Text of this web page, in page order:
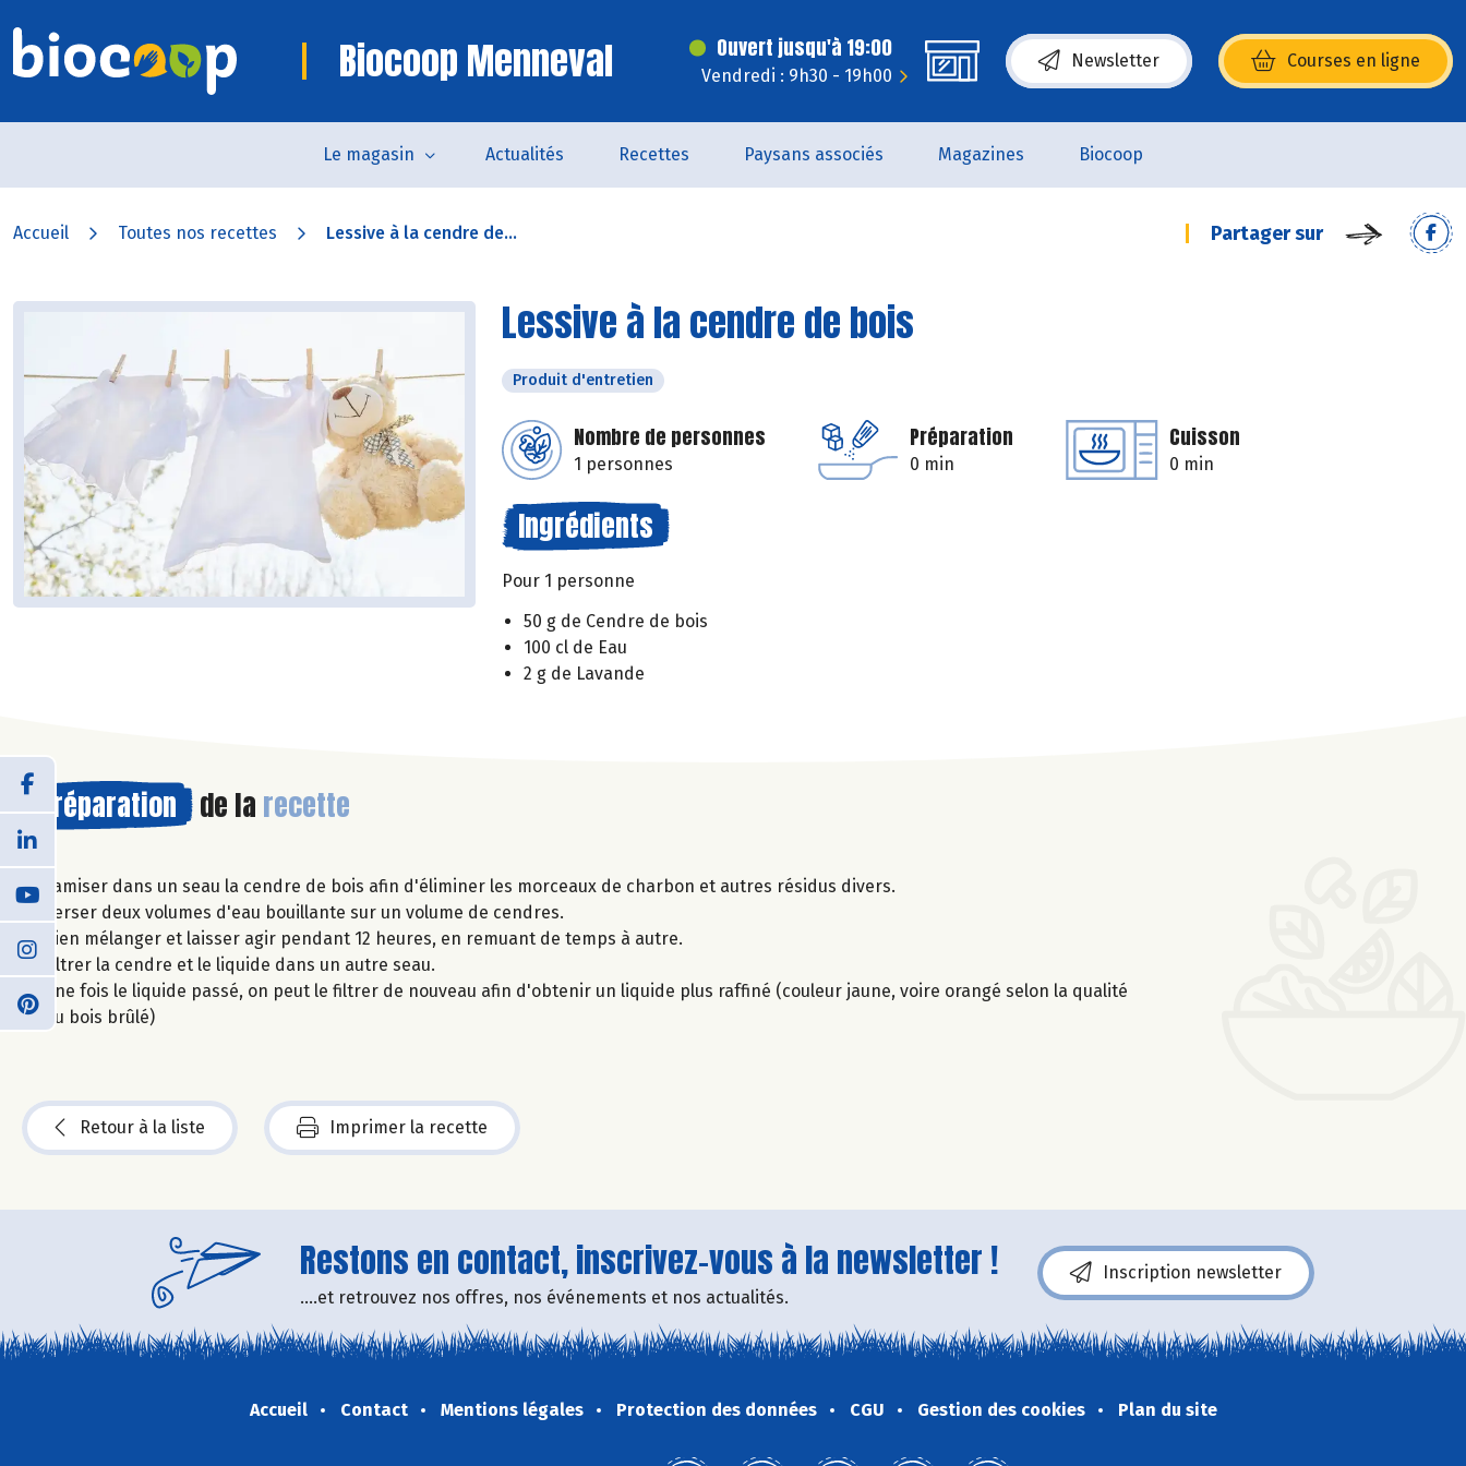
Biocoop Menneval Ouvert jusqu'à 19:00
Vendredi : 9h30 - 19h00
Newsletter Courses en ligne
(s’ouvre dans une nouvelle fenêtre)
Le magasin Actualités Recettes Paysans associés Magazines Biocoop
Accueil Toutes nos recettes Lessive à la cendre de... Partager sur
Lessive à la cendre de bois
Produit d'entretien
Nombre de personnes
1 personnes
Préparation
0 min
Cuisson
0 min
Ingrédients
Pour 1 personne
50 g de Cendre de bois
100 cl de Eau
2 g de Lavande
Préparation de la recette
Tamiser dans un seau la cendre de bois afin d'éliminer les morceaux de charbon et autres résidus divers.
Verser deux volumes d'eau bouillante sur un volume de cendres.
Bien mélanger et laisser agir pendant 12 heures, en remuant de temps à autre.
Filtrer la cendre et le liquide dans un autre seau.
Une fois le liquide passé, on peut le filtrer de nouveau afin d'obtenir un liquide plus raffiné (couleur jaune, voire orangé selon la qualité
du bois brûlé)
Retour à la liste Imprimer la recette
Restons en contact, inscrivez-vous à la newsletter !
....et retrouvez nos offres, nos événements et nos actualités.
Inscription newsletter
Accueil Contact Mentions légales Protection des données CGU Gestion des cookies Plan du site